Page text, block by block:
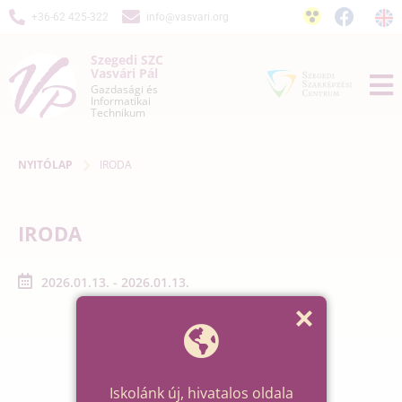
+36-62 425-322 info@vasvari.org
Szegedi SZC
Vasvári Pál
Gazdasági és
Informatikai
Technikum
NYITÓLAP IRODA
IRODA
2026.01.13. - 2026.01.13.
Iskolánk új, hivatalos oldala